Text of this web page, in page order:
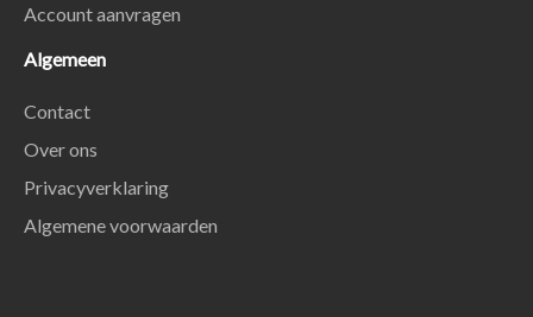
Account aanvragen
Algemeen
Contact
Over ons
Privacyverklaring
Algemene voorwaarden